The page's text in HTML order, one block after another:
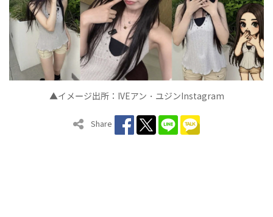
▲イメ ージ出所： IVEアン ・ ユジンInstagram
Share